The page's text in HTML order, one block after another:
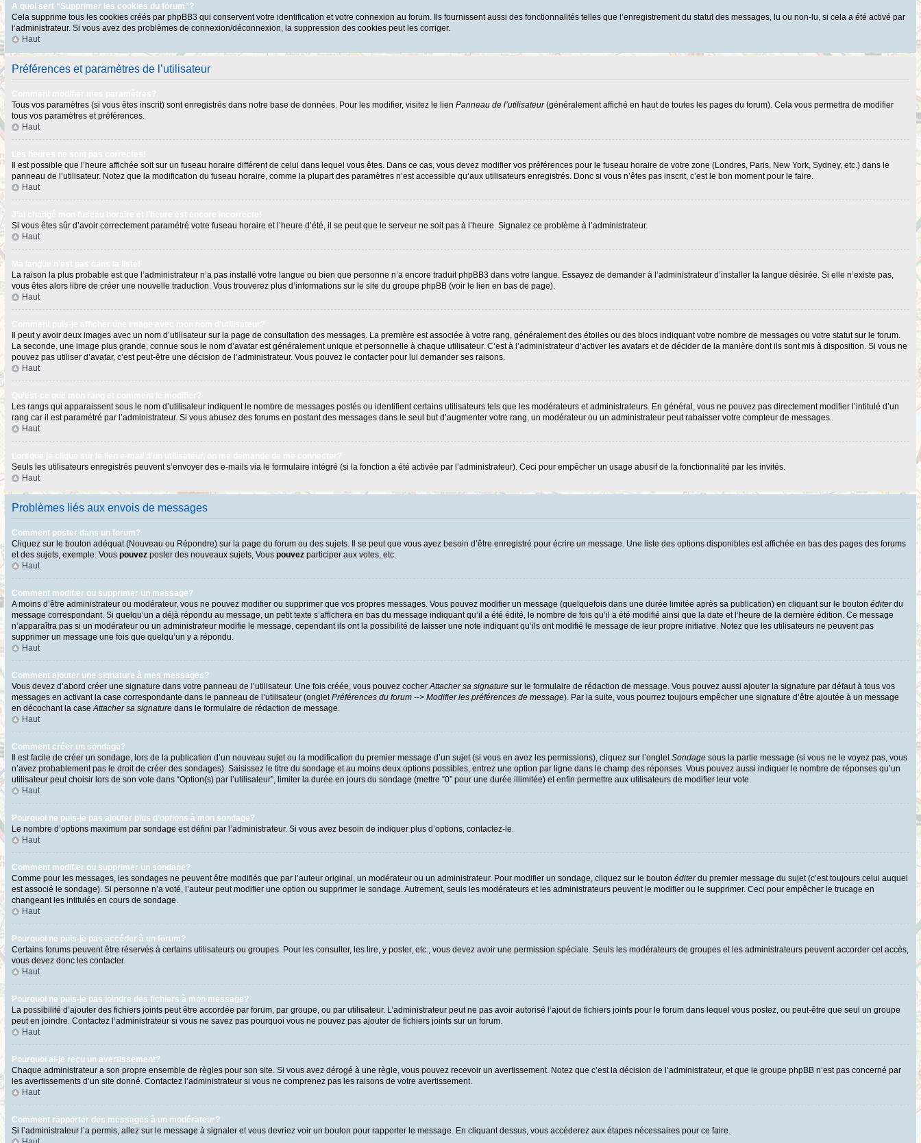
A quoi sert “Supprimer les cookies du forum”?
Cela supprime tous les cookies créés par phpBB3 qui conservent votre identification et votre connexion au forum. Ils fournissent aussi des fonctionnalités telles que l’enregistrement du statut des messages, lu ou non-lu, si cela a été activé par
l’administrateur. Si vous avez des problèmes de connexion/déconnexion, la suppression des cookies peut les corriger.
Haut
Préférences et paramètres de l’utilisateur
Tous vos paramètres (si vous êtes inscrit) sont enregistrés dans notre base de données. Pour les modifier, visitez le lien Panneau de l’utilisateur(généralement affiché en haut de toutes les pages du forum). Cela vous permettra de modifier
tous vos paramètres et préférences.
Haut
Il est possible que l’heure affichée soit sur un fuseau horaire différent de celui dans lequel vous êtes. Dans ce cas, vous devez modifier vos préférences pour le fuseau horaire de votre zone (Londres, Paris, New York, Sydney, etc.) dans le
panneau de l’utilisateur. Notez que la modification du fuseau horaire, comme la plupart des paramètres n’est accessible qu’aux utilisateurs enregistrés. Donc si vous n’êtes pas inscrit, c’est le bon moment pour le faire.
Haut
Si vous êtes sûr d’avoir correctement paramétré votre fuseau horaire et l’heure d’été, il se peut que le serveur ne soit pas à l’heure. Signalez ce problème à l’administrateur.
Haut
La raison la plus probable est que l’administrateur n’a pas installé votre langue ou bien que personne n’a encore traduit phpBB3 dans votre langue. Essayez de demander à l’administrateur d’installer la langue désirée. Si elle n’existe pas,
vous êtes alors libre de créer une nouvelle traduction. Vous trouverez plus d’informations sur le site du groupe phpBB (voir le lien en bas de page).
Haut
Il peut y avoir deux images avec un nom d’utilisateur sur la page de consultation des messages. La première est associée à votre rang, généralement des étoiles ou des blocs indiquant votre nombre de messages ou votre statut sur le forum.
La seconde, une image plus grande, connue sous le nom d’avatar est généralement unique et personnelle à chaque utilisateur. C’est à l’administrateur d’activer les avatars et de décider de la manière dont ils sont mis à disposition. Si vous ne
pouvez pas utiliser d’avatar, c’est peut-être une décision de l’administrateur. Vous pouvez le contacter pour lui demander ses raisons.
Haut
Les rangs qui apparaissent sous le nom d’utilisateur indiquent le nombre de messages postés ou identifient certains utilisateurs tels que les modérateurs et administrateurs. En général, vous ne pouvez pas directement modifier l’intitulé d’un
rang car il est paramétré par l’administrateur. Si vous abusez des forums en postant des messages dans le seul but d’augmenter votre rang, un modérateur ou un administrateur peut rabaisser votre compteur de messages.
Haut
Seuls les utilisateurs enregistrés peuvent s’envoyer des e-mails via le formulaire intégré (si la fonction a été activée par l’administrateur). Ceci pour empêcher un usage abusif de la fonctionnalité par les invités.
Haut
Problèmes liés aux envois de messages
Comment poster dans un forum?
Cliquez sur le bouton adéquat (Nouveau ou Répondre) sur la page du forum ou des sujets. Il se peut que vous ayez besoin d’être enregistré pour écrire un message. Une liste des options disponibles est affichée en bas des pages des forums
et des sujets, exemple: Vous pouvez poster des nouveaux sujets, Vous pouvez participer aux votes, etc.
Haut
Comment modifier ou supprimer un message?
A moins d’être administrateur ou modérateur, vous ne pouvez modifier ou supprimer que vos propres messages. Vous pouvez modifier un message (quelquefois dans une durée limitée après sa publication) en cliquant sur le bouton éditerdu
message correspondant. Si quelqu’un a déjà répondu au message, un petit texte s’affichera en bas du message indiquant qu’il a été édité, le nombre de fois qu’il a été modifié ainsi que la date et l’heure de la dernière édition. Ce message
n’apparaîtra pas si un modérateur ou un administrateur modifie le message, cependant ils ont la possibilité de laisser une note indiquant qu’ils ont modifié le message de leur propre initiative. Notez que les utilisateurs ne peuvent pas
supprimer un message une fois que quelqu’un y a répondu.
Haut
Comment ajouter une signature à mes messages?
Vous devez d’abord créer une signature dans votre panneau de l’utilisateur. Une fois créée, vous pouvez cocher Attacher sa signature sur le formulaire de rédaction de message. Vous pouvez aussi ajouter la signature par défaut à tous vos
messages en activant la case correspondante dans le panneau de l’utilisateur (ongletPréférences du forum --> Modifier les préférences de message). Par la suite, vous pourrez toujours empêcher une signature d’être ajoutée à un message
en décochant la case Attacher sa signature dans le formulaire de rédaction de message.
Haut
Comment créer un sondage?
Il est facile de créer un sondage, lors de la publication d’un nouveau sujet ou la modification du premier message d’un sujet (si vous en avez les permissions), cliquez sur l’ongletSondage sous la partie message (si vous ne le voyez pas, vous
n’avez probablement pas le droit de créer des sondages). Saisissez le titre du sondage et au moins deux options possibles, entrez une option par ligne dans le champ des réponses. Vous pouvez aussi indiquer le nombre de réponses qu’un
utilisateur peut choisir lors de son vote dans “Option(s) par l’utilisateur”, limiter la durée en jours du sondage (mettre “0” pour une durée illimitée) et enfin permettre aux utilisateurs de modifier leur vote.
Haut
Pourquoi ne puis-je pas ajouter plus d’options à mon sondage?
Le nombre d’options maximum par sondage est défini par l’administrateur. Si vous avez besoin de indiquer plus d’options, contactez-le.
Haut
Comment modifier ou supprimer un sondage?
Comme pour les messages, les sondages ne peuvent être modifiés que par l’auteur original, un modérateur ou un administrateur. Pour modifier un sondage, cliquez sur le bouton éditerdu premier message du sujet (c’est toujours celui auquel
est associé le sondage). Si personne n’a voté, l’auteur peut modifier une option ou supprimer le sondage. Autrement, seuls les modérateurs et les administrateurs peuvent le modifier ou le supprimer. Ceci pour empêcher le trucage en
changeant les intitulés en cours de sondage.
Haut
Pourquoi ne puis-je pas accéder à un forum?
Certains forums peuvent être réservés à certains utilisateurs ou groupes. Pour les consulter, les lire, y poster, etc., vous devez avoir une permission spéciale. Seuls les modérateurs de groupes et les administrateurs peuvent accorder cet accès,
vous devez donc les contacter.
Haut
Pourquoi ne puis-je pas joindre des fichiers à mon message?
La possibilité d’ajouter des fichiers joints peut être accordée par forum, par groupe, ou par utilisateur. L’administrateur peut ne pas avoir autorisé l’ajout de fichiers joints pour le forum dans lequel vous postez, ou peut-être que seul un groupe
peut en joindre. Contactez l’administrateur si vous ne savez pas pourquoi vous ne pouvez pas ajouter de fichiers joints sur un forum.
Haut
Pourquoi ai-je reçu un avertissement?
Chaque administrateur a son propre ensemble de règles pour son site. Si vous avez dérogé à une règle, vous pouvez recevoir un avertissement. Notez que c’est la décision de l’administrateur, et que le groupe phpBB n’est pas concerné par
les avertissements d’un site donné. Contactez l’administrateur si vous ne comprenez pas les raisons de votre avertissement.
Haut
Comment rapporter des messages à un modérateur?
Si l’administrateur l’a permis, allez sur le message à signaler et vous devriez voir un bouton pour rapporter le message. En cliquant dessus, vous accéderez aux étapes nécessaires pour ce faire.